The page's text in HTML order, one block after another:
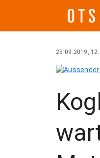
25.09.2019,